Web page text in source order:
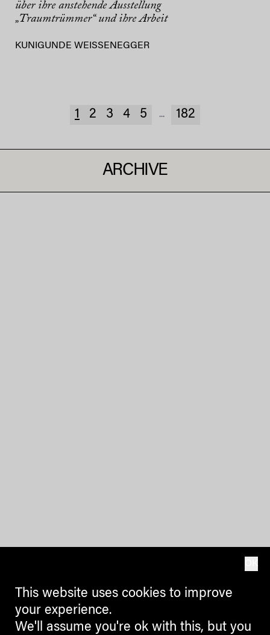
über ihre anstehende Ausstellung
„Traumtrümmer“ und ihre Arbeit
KUNIGUNDE WEISSENEGGER
1 2 3 4 5 ... 182
ARCHIVE
This website uses cookies to improve
your experience.
We'll assume you're ok with this, but you